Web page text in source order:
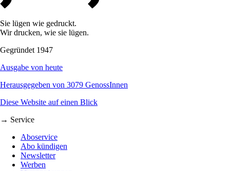
Sie lügen wie gedruckt.
Wir drucken, wie sie lügen.
Gegründet 1947
Ausgabe von heute
Herausgegeben von 3079 GenossInnen
Diese Website auf einen Blick
→ Service
Aboservice
Abo kündigen
Newsletter
Werben